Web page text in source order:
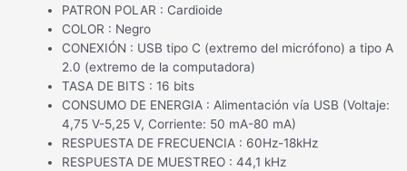
PATRON POLAR : Cardioide
COLOR : Negro
CONEXIÓN : USB tipo C (extremo del micrófono) a tipo A
2.0 (extremo de la computadora)
TASA DE BITS : 16 bits
CONSUMO DE ENERGIA : Alimentación vía USB (Voltaje:
4,75 V-5,25 V, Corriente: 50 mA-80 mA)
RESPUESTA DE FRECUENCIA : 60Hz-18kHz
RESPUESTA DE MUESTREO : 44,1 kHz